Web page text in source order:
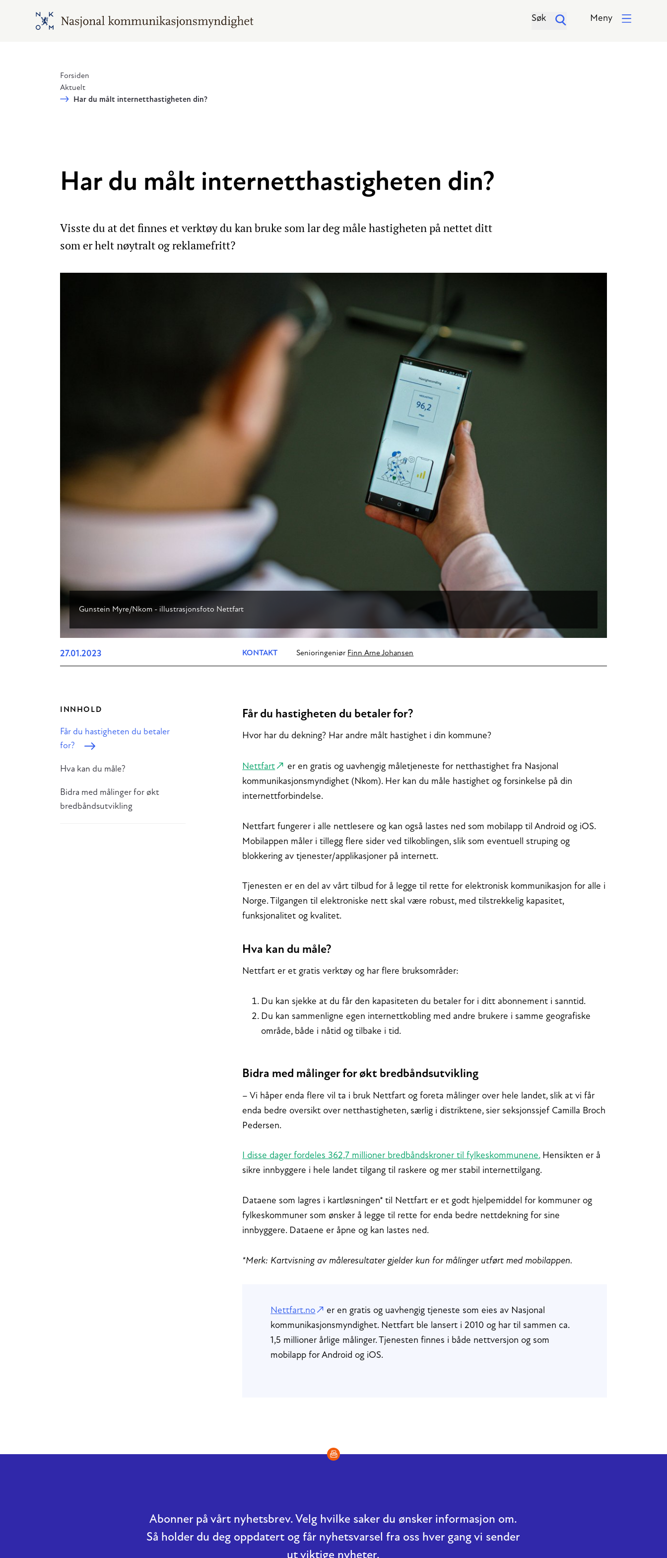
Hopp til hovedinnhold
Gå til hovedsiden Søk Meny
Forsiden
Aktuelt
Har du målt internetthastigheten din?
Har du målt internetthastigheten din?
Visste du at det finnes et verktøy du kan bruke som lar deg måle hastigheten på nettet ditt
som er helt nøytralt og reklamefritt?
Gunstein Myre/Nkom - illustrasjonsfoto Nettfart
27.01.2023 KONTAKT Senioringeniør Finn Arne Johansen
INNHOLD
Får du hastigheten du betaler
for?
Hva kan du måle?
Bidra med målinger for økt
bredbåndsutvikling
Får du hastigheten du betaler for?
Hvor har du dekning? Har andre målt hastighet i din kommune?
Nettfart
er en gratis og uavhengig måletjeneste for netthastighet fra Nasjonal
kommunikasjonsmyndighet (Nkom). Her kan du måle hastighet og forsinkelse på din
internettforbindelse.
Nettfart fungerer i alle nettlesere og kan også lastes ned som mobilapp til Android og iOS.
Mobilappen måler i tillegg flere sider ved tilkoblingen, slik som eventuell struping og
blokkering av tjenester/applikasjoner på internett.
Tjenesten er en del av vårt tilbud for å legge til rette for elektronisk kommunikasjon for alle i
Norge. Tilgangen til elektroniske nett skal være robust, med tilstrekkelig kapasitet,
funksjonalitet og kvalitet.
Hva kan du måle?
Nettfart er et gratis verktøy og har flere bruksområder:
Du kan sjekke at du får den kapasiteten du betaler for i ditt abonnement i sanntid.
Du kan sammenligne egen internettkobling med andre brukere i samme geografiske
område, både i nåtid og tilbake i tid.
Bidra med målinger for økt bredbåndsutvikling
– Vi håper enda flere vil ta i bruk Nettfart og foreta målinger over hele landet, slik at vi får
enda bedre oversikt over netthastigheten, særlig i distriktene, sier seksjonssjef Camilla Broch
Pedersen.
I disse dager fordeles 362,7 millioner bredbåndskroner til fylkeskommunene.Hensikten er å
sikre innbyggere i hele landet tilgang til raskere og mer stabil internettilgang.
Dataene som lagres i kartløsningen* til Nettfart er et godt hjelpemiddel for kommuner og
fylkeskommuner som ønsker å legge til rette for enda bedre nettdekning for sine
innbyggere. Dataene er åpne og kan lastes ned.
*Merk: Kartvisning av måleresultater gjelder kun for målinger utført med mobilappen.
Nettfart.no
er en gratis og uavhengig tjeneste som eies av Nasjonal
kommunikasjonsmyndighet. Nettfart ble lansert i 2010 og har til sammen ca.
1,5 millioner årlige målinger. Tjenesten finnes i både nettversjon og som
mobilapp for Android og iOS.
Abonner på vårt nyhetsbrev. Velg hvilke saker du ønsker informasjon om.
Så holder du deg oppdatert og får nyhetsvarsel fra oss hver gang vi sender
ut viktige nyheter.